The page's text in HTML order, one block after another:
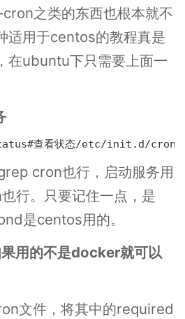
之类的东西也根本就不
适用于centos的教程真是
在ubuntu下只需要上面一
查看状态/etc/init.d/cron
cron也行，启动服务用
行。只要记住一点，是
是centos用的。
用的不是docker就可以
文件，将其中的required